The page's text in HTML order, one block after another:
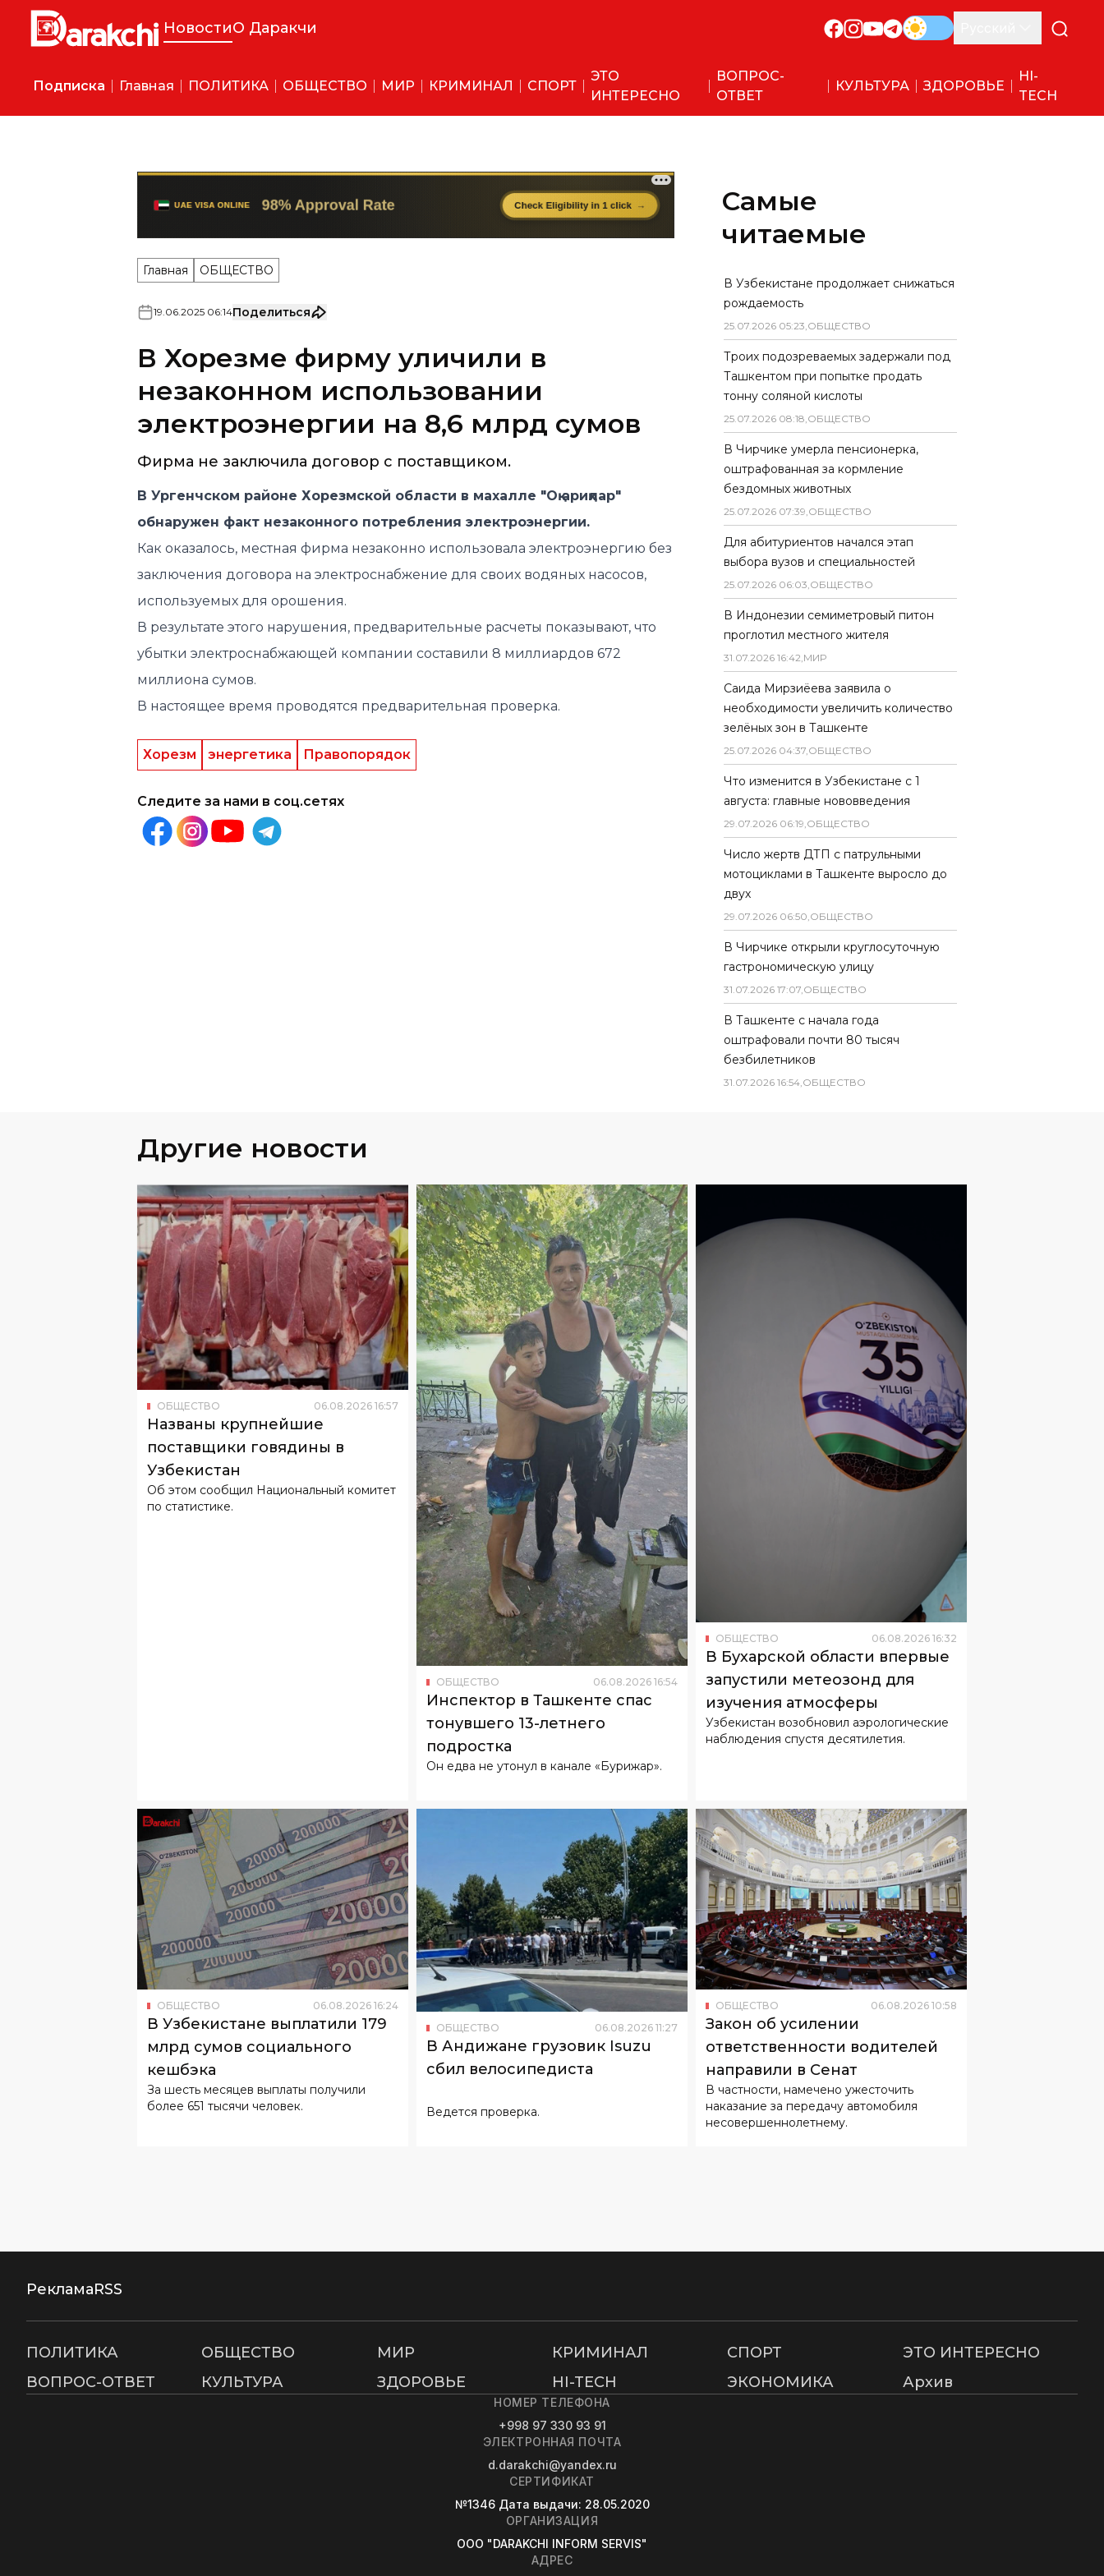
НовостиО Даракчи
Подписка Главная ПОЛИТИКА ОБЩЕСТВО МИР КРИМИНАЛ СПОРТ
ЭТО
ИНТЕРЕСНО
ВОПРОС-
ОТВЕТ
КУЛЬТУРА ЗДОРОВЬЕ
HI-
TECH
Главная ОБЩЕСТВО
19 06 2025 06:14Поделиться
В Хорезме фирму уличили в
незаконном использовании
электроэнергии на 8,6 млрд сумов
Фирма не заключила договор с поставщиком.
В Ургенчском районе Хорезмской области в махалле "Оқ ариқлар"
обнаружен факт незаконного потребления электроэнергии.
Как оказалось, местная фирма незаконно использовала электроэнергию без
заключения договора на электроснабжение для своих водяных насосов,
используемых для орошения.
В результате этого нарушения, предварительные расчеты показывают, что
убытки электроснабжающей компании составили 8 миллиардов 672
миллиона сумов.
В настоящее время проводятся предварительная проверка.
Хорезм энергетика Правопорядок
Следите за нами в соц.сетях
Самые
читаемые
В Узбекистане продолжает снижаться
рождаемость
25.07.2026 05:23,ОБЩЕСТВО
Троих подозреваемых задержали под
Ташкентом при попытке продать
тонну соляной кислоты
25.07.2026 08:18,ОБЩЕСТВО
В Чирчике умерла пенсионерка,
оштрафованная за кормление
бездомных животных
25.07.2026 07:39,ОБЩЕСТВО
Для абитуриентов начался этап
выбора вузов и специальностей
25.07.2026 06:03,ОБЩЕСТВО
В Индонезии семиметровый питон
проглотил местного жителя
31.07.2026 16:42,МИР
Саида Мирзиёева заявила о
необходимости увеличить количество
зелёных зон в Ташкенте
25.07.2026 04:37,ОБЩЕСТВО
Что изменится в Узбекистане с 1
августа: главные нововведения
29.07.2026 06:19,ОБЩЕСТВО
Число жертв ДТП с патрульными
мотоциклами в Ташкенте выросло до
двух
29.07.2026 06:50,ОБЩЕСТВО
В Чирчике открыли круглосуточную
гастрономическую улицу
31.07.2026 17:07,ОБЩЕСТВО
В Ташкенте с начала года
оштрафовали почти 80 тысяч
безбилетников
31.07.2026 16:54,ОБЩЕСТВО
Другие новости
ОБЩЕСТВО 06.08.2026 16:57
Названы крупнейшие
поставщики говядины в
Узбекистан
Об этом сообщил Национальный комитет
по статистике.
ОБЩЕСТВО 06.08.2026 16:54
Инспектор в Ташкенте спас
тонувшего 13-летнего
подростка
Он едва не утонул в канале «Бурижар».
ОБЩЕСТВО 06.08.2026 16:32
В Бухарской области впервые
запустили метеозонд для
изучения атмосферы
Узбекистан возобновил аэрологические
наблюдения спустя десятилетия.
ОБЩЕСТВО 06.08.2026 16:24
В Узбекистане выплатили 179
млрд сумов социального
кешбэка
За шесть месяцев выплаты получили
более 651 тысячи человек.
ОБЩЕСТВО 06.08.2026 11:27
В Андижане грузовик Isuzu
сбил велосипедиста
Ведется проверка.
ОБЩЕСТВО 06.08.2026 10:58
Закон об усилении
ответственности водителей
направили в Сенат
В частности, намечено ужесточить
наказание за передачу автомобиля
несовершеннолетнему.
РекламаRSS
ПОЛИТИКА ОБЩЕСТВО МИР КРИМИНАЛ СПОРТ
ЭТО ИНТЕРЕСНО
ВОПРОС-ОТВЕТ
КУЛЬТУРА ЗДОРОВЬЕ HI-TECH ЭКОНОМИКА Архив
НОМЕР ТЕЛЕФОНА
+998 97 330 93 91
ЭЛЕКТРОННАЯ ПОЧТА
d.darakchi@yandex.ru
СЕРТИФИКАТ
№1346 Дата выдачи: 28.05.2020
ОРГАНИЗАЦИЯ
OOO "DARAKCHI INFORM SERVIS"
АДРЕС